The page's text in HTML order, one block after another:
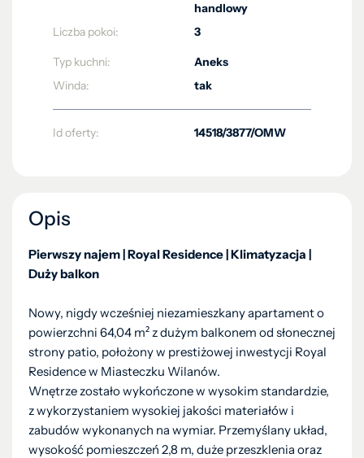
handlowy
Liczba pokoi:
3
Typ kuchni:
Aneks
Winda:
tak
Id oferty: 14518/3877/OMW
Opis
Pierwszy najem | Royal Residence | Klimatyzacja |
Duży balkon
Nowy, nigdy wcześniej niezamieszkany apartament o
powierzchni 64,04 m² z dużym balkonem od słonecznej
strony patio, położony w prestiżowej inwestycji Royal
Residence w Miasteczku Wilanów.
Wnętrze zostało wykończone w wysokim standardzie,
z wykorzystaniem wysokiej jakości materiałów i
zabudów wykonanych na wymiar. Przemyślany układ,
wysokość pomieszczeń 2,8 m, duże przeszklenia oraz